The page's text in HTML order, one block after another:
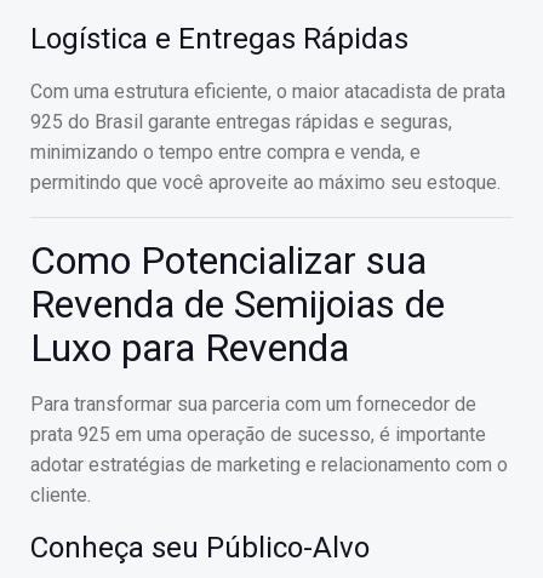
Logística e Entregas Rápidas
Com uma estrutura eficiente, o maior atacadista de prata
925 do Brasil garante entregas rápidas e seguras,
minimizando o tempo entre compra e venda, e
permitindo que você aproveite ao máximo seu estoque.
Como Potencializar sua
Revenda de Semijoias de
Luxo para Revenda
Para transformar sua parceria com um fornecedor de
prata 925 em uma operação de sucesso, é importante
adotar estratégias de marketing e relacionamento com o
cliente.
Conheça seu Público-Alvo